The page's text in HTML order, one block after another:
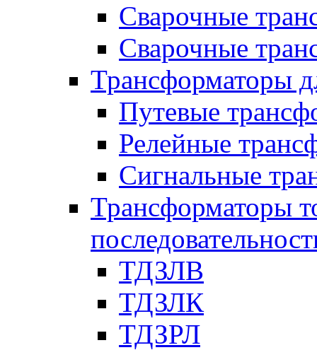
Сварочные
Сварочные
Трансформаторы
Путевые
Релейные
Сигнальные
Трансформаторы
ТДЗЛВ
ТДЗЛК
ТДЗРЛ